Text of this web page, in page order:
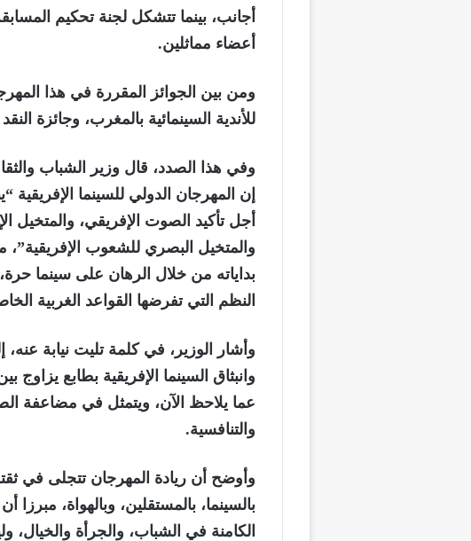
أجانب، بينما تتشكل لجنة تحكيم
أعضاء مماثلين.
ومن بين الجوائز المقررة في هذا
للأندية السينمائية بالمغرب، وجائزة
وفي هذا الصدد، قال وزير الشباب
أجل تأكيد الصوت الإفريقي، والمتخيل
والمتخيل البصري للشعوب
بداياته من خلال الرهان على سينما
النظم التي تفرضها القواعد الغربية
وأشار الوزير، في كلمة تليت نيابة
وانبثاق السينما الإفريقية بطابع يزاوج
عما يلاحظ الآن، ويتمثل في مضاعفة
والتنافسية.
وأوضح أن ريادة المهرجان تتجلى في ثقته
بالسينما، بالمستقلين، وبالهواة، مبرزا
الكامنة في الشباب، والجرأة